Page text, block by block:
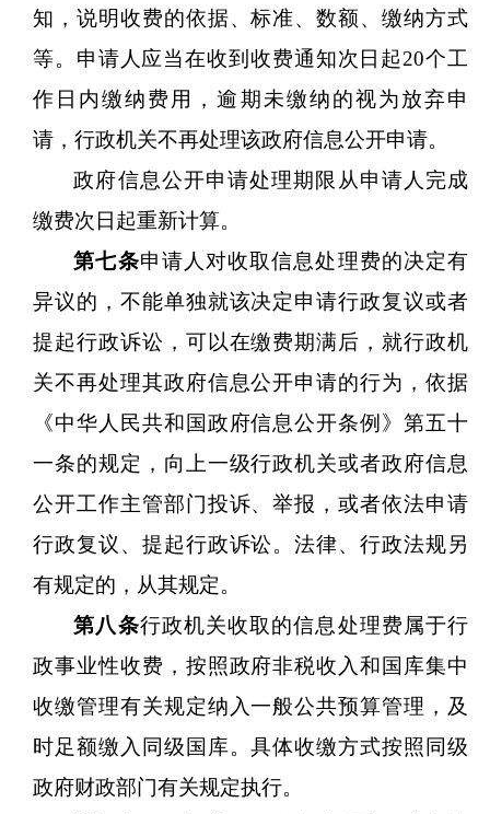
知，说明收费的依据、标准、数额、缴纳方式
等。申请人应当在收到收费通知次日起20个工
作日内缴纳费用，逾期未缴纳的视为放弃申
请，行政机关不再处理该政府信息公开申请。
政府信息公开申请处理期限从申请人完成
缴费次日起重新计算。
第七条申请人对收取信息处理费的决定有
异议的，不能单独就该决定申请行政复议或者
提起行政诉讼，可以在缴费期满后，就行政机
关不再处理其政府信息公开申请的行为，依据
《中华人民共和国政府信息公开条例》第五十
一条的规定，向上一级行政机关或者政府信息
公开工作主管部门投诉、举报，或者依法申请
行政复议、提起行政诉讼。法律、行政法规另
有规定的，从其规定。
第八条行政机关收取的信息处理费属于行
政事业性收费，按照政府非税收入和国库集中
收缴管理有关规定纳入一般公共预算管理，及
时足额缴入同级国库。具体收缴方式按照同级
政府财政部门有关规定执行。